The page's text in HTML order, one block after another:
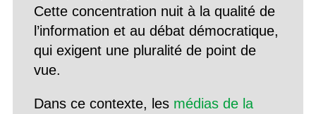
Cette concentration nuit à la qualité de
l’information et au débat démocratique,
qui exigent une pluralité de point de
vue.
Dans ce contexte, les médias de la